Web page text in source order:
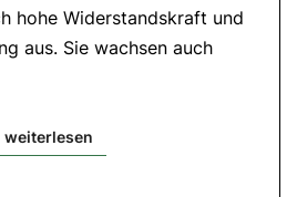
hohe Widerstandskraft und
aus. Sie wachsen auch
weiterlesen